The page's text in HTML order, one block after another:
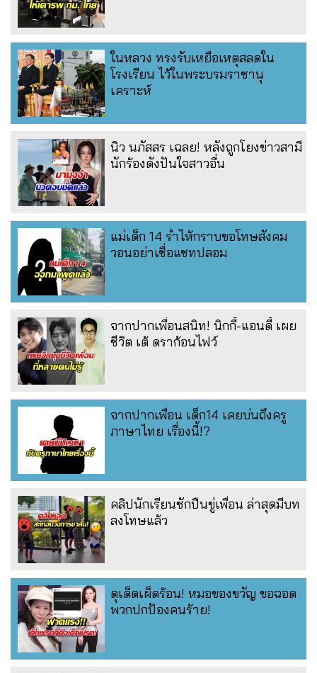
ในหลวง ทรงรับเหยื่อเหตุสลดใน
โรงเรียน ไว้ในพระบรมราชานุ
เคราะห์
นิว นภัสสร เฉลย! หลังถูกโยงข่าวสามี
นักร้องดังปันใจสาวอื่น
แม่เด็ก 14 ร่ำไห้กราบขอโทษสังคม
วอนอย่าเชื่อแชทปลอม
จากปากเพื่อนสนิท! นิกกี้-แอนดี้ เผย
ชีวิต เต้ ดราก้อนไฟว์
จากปากเพื่อน เด็ก14 เคยบ่นถึงครู
ภาษาไทย เรื่องนี้!?
คลิปนักเรียนชักปืนขู่เพื่อน ล่าสุดมีบท
ลงโทษแล้ว
ดุเด็ดเผ็ดร้อน! หมอของขวัญ ขอฉอด
พวกปกป้องคนร้าย!